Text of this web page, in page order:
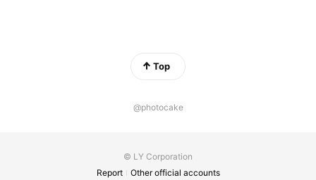
Top
@photocake
© LY Corporation
Report
Other official accounts